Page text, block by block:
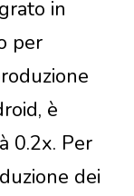
in
per
è
0.2x. Per
dei